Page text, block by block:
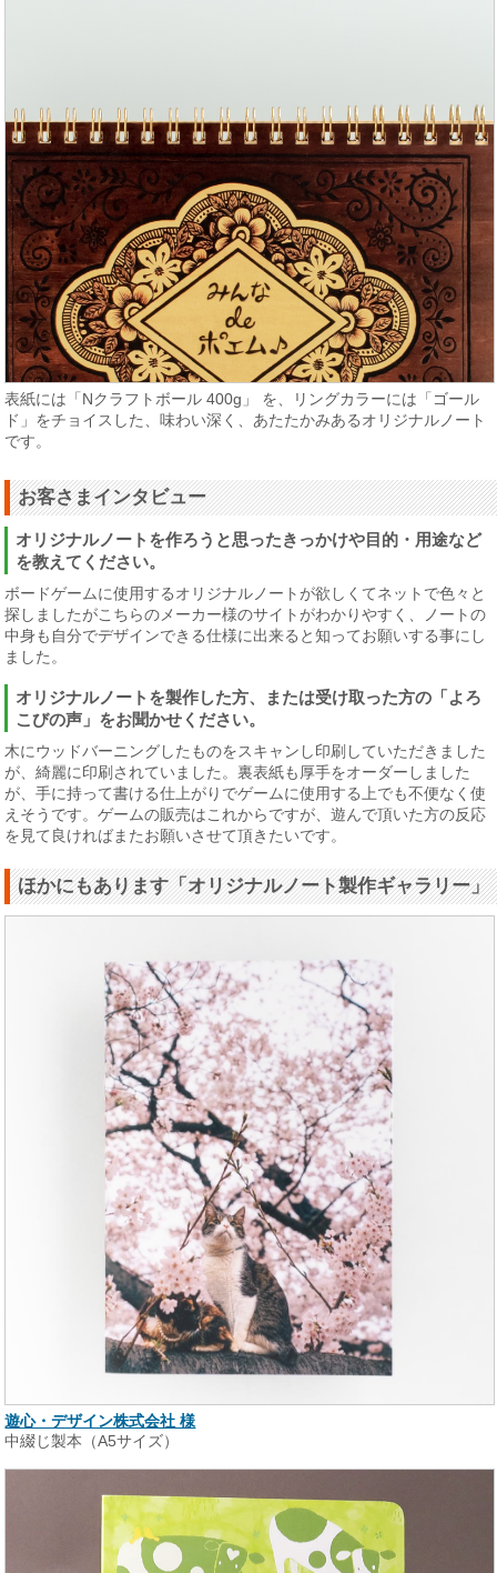
表紙には「Nクラフトボール 400g」 を、リングカラーには「ゴール
ド」をチョイスした、味わい深く、あたたかみあるオリジナルノート
です。
お客さまインタビュー
オリジナルノートを作ろうと思ったきっかけや目的・用途など
を教えてください。
ボードゲームに使用するオリジナルノートが欲しくてネットで色々と
探しましたがこちらのメーカー様のサイトがわかりやすく、ノートの
中身も自分でデザインできる仕様に出来ると知ってお願いする事にし
ました。
オリジナルノートを製作した方、または受け取った方の「よろ
こびの声」をお聞かせください。
木にウッドバーニングしたものをスキャンし印刷していただきました
が、綺麗に印刷されていました。裏表紙も厚手をオーダーしました
が、手に持って書ける仕上がりでゲームに使用する上でも不便なく使
えそうです。ゲームの販売はこれからですが、遊んで頂いた方の反応
を見て良ければまたお願いさせて頂きたいです。
ほかにもあります「オリジナルノート製作ギャラリー」
遊心・デザイン株式会社 様
中綴じ製本（A5サイズ）